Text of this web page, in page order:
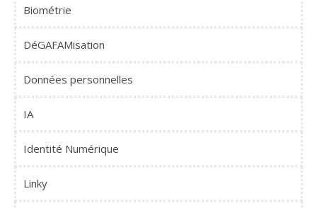
Biométrie
DéGAFAMisation
Données personnelles
IA
Identité Numérique
Linky